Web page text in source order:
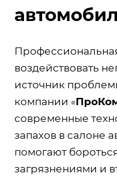
воздействовать
источник
компании «
современные
запахов в салоне
помогают
загрязнениями и